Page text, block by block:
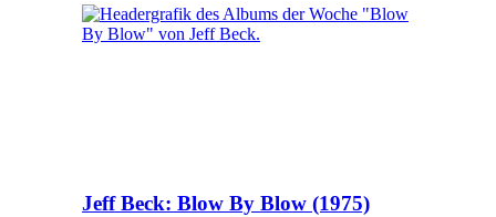
Jeff Beck: Blow By Blow (1975)